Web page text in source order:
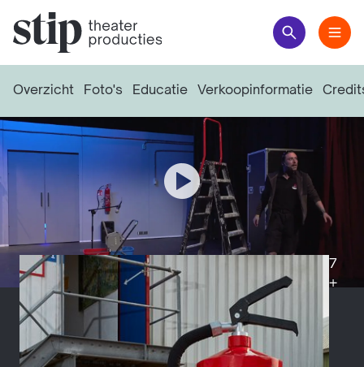
Overzicht Foto's Educatie Verkoopinformatie
Bekijk video
7
+